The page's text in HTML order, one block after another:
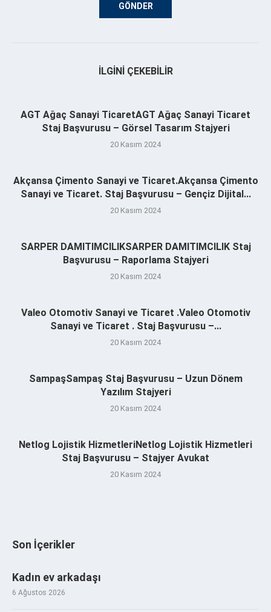
İLGINI ÇEKEBILIR
AGT Ağaç Sanayi TicaretAGT Ağaç Sanayi Ticaret
Staj Başvurusu – Görsel Tasarım Stajyeri
20 Kasım 2024
Akçansa Çimento Sanayi ve Ticaret.Akçansa Çimento
Sanayi ve Ticaret. Staj Başvurusu – Gençiz Dijital...
20 Kasım 2024
SARPER DAMITIMCILIKSARPER DAMITIMCILIK Staj
Başvurusu – Raporlama Stajyeri
20 Kasım 2024
Valeo Otomotiv Sanayi ve Ticaret .Valeo Otomotiv
Sanayi ve Ticaret . Staj Başvurusu –...
20 Kasım 2024
SampaşSampaş Staj Başvurusu – Uzun Dönem
Yazılım Stajyeri
20 Kasım 2024
Netlog Lojistik HizmetleriNetlog Lojistik Hizmetleri
Staj Başvurusu – Stajyer Avukat
20 Kasım 2024
Son İçerikler
Kadın ev arkadaşı
6 Ağustos 2026